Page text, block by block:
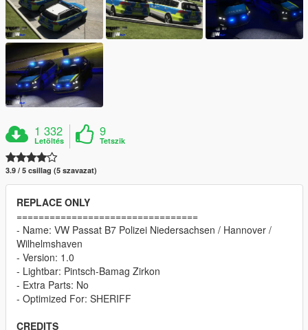
1 332
Letöltés
9
Tetszik
3.9 / 5 csillag (5 szavazat)
REPLACE ONLY
=================================
- Name: VW Passat B7 Polizei Niedersachsen / Hannover /
Wilhelmshaven
- Version: 1.0
- Lightbar: Pintsch-Bamag Zirkon
- Extra Parts: No
- Optimized For: SHERIFF
CREDITS